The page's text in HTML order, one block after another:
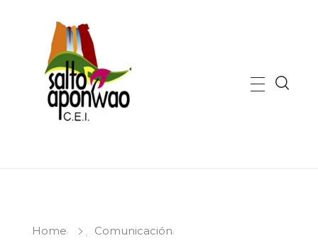
Home Comunicación